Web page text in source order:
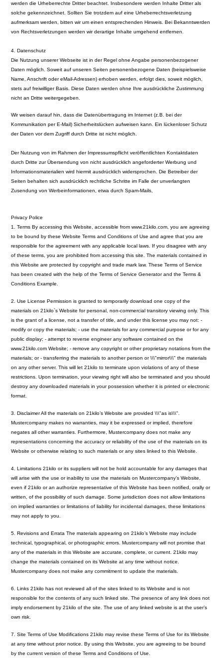
werden die Urheberrechte Dritter beachtet. Insbesondere werden Inhalte Dritter als
solche gekennzeichnet. Sollten Sie trotzdem auf eine Urheberrechtsverletzung
aufmerksam werden, bitten wir um einen entsprechenden Hinweis. Bei Bekanntwerden
von Rechtsverletzungen werden wir derartige Inhalte umgehend entfernen.
4. Datenschutz
Die Nutzung unserer Webseite ist in der Regel ohne Angabe personenbezogener
Daten möglich. Soweit auf unseren Seiten personenbezogene Daten (beispielsweise
Name, Anschrift oder eMail-Adressen) erhoben werden, erfolgt dies, soweit möglich,
stets auf freiwilliger Basis. Diese Daten werden ohne Ihre ausdrückliche Zustimmung
nicht an Dritte weitergegeben.
Wir weisen darauf hin, dass die Datenübertragung im Internet (z.B. bei der
Kommunikation per E-Mail) Sicherheitslücken aufweisen kann. Ein lückenloser Schutz
der Daten vor dem Zugriff durch Dritte ist nicht möglich.
Der Nutzung von im Rahmen der Impressumspflicht veröffentlichten Kontaktdaten
durch Dritte zur Übersendung von nicht ausdrücklich angeforderter Werbung und
Informationsmaterialien wird hiermit ausdrücklich widersprochen. Die Betreiber der
Seiten behalten sich ausdrücklich rechtliche Schritte im Falle der unverlangten
Zusendung von Werbeinformationen, etwa durch Spam-Mails,
Privacy Police
1. Terms By accessing this Website, accessible from www.21kilo.com, you are agreeing
to be bound by these Website Terms and Conditions of Use and agree that you are
responsible for the agreement with any applicable local laws. If you disagree with any
of these terms, you are prohibited from accessing this site. The materials contained in
this Website are protected by copyright and trade mark law. These Terms of Service
has been created with the help of the Terms of Service Generator and the Terms &
Conditions Example.
2. Use License Permission is granted to temporarily download one copy of the
materials on 21kilo`s Website for personal, non-commercial transitory viewing only. This
is the grant of a license, not a transfer of title, and under this license you may not: -
modify or copy the materials; - use the materials for any commercial purpose or for any
public display; - attempt to reverse engineer any software contained on the
www.21kilo.com Website; - remove any copyright or other proprietary notations from the
materials; or - transferring the materials to another person or \\\"mirror\\\" the materials
on any other server. This will let 21kilo to terminate upon violations of any of these
restrictions. Upon termination, your viewing right will also be terminated and you should
destroy any downloaded materials in your possession whether it is printed or electronic
format.
3. Disclaimer All the materials on 21kilo’s Website are provided \\\"as is\\\".
Mustercompany makes no warranties, may it be expressed or implied, therefore
negates all other warranties. Furthermore, Mustercompany does not make any
representations concerning the accuracy or reliability of the use of the materials on its
Website or otherwise relating to such materials or any sites linked to this Website.
4. Limitations 21kilo or its suppliers will not be hold accountable for any damages that
will arise with the use or inability to use the materials on Mustercompany’s Website,
even if 21kilo or an authorize representative of this Website has been notified, orally or
written, of the possibility of such damage. Some jurisdiction does not allow limitations
on implied warranties or limitations of liability for incidental damages, these limitations
may not apply to you.
5. Revisions and Errata The materials appearing on 21kilo’s Website may include
technical, typographical, or photographic errors. Mustercompany will not promise that
any of the materials in this Website are accurate, complete, or current. 21kilo may
change the materials contained on its Website at any time without notice.
Mustercompany does not make any commitment to update the materials.
6. Links 21kilo has not reviewed all of the sites linked to its Website and is not
responsible for the contents of any such linked site. The presence of any link does not
imply endorsement by 21kilo of the site. The use of any linked website is at the user’s
own risk.
7. Site Terms of Use Modifications 21kilo may revise these Terms of Use for its Website
at any time without prior notice. By using this Website, you are agreeing to be bound
by the current version of these Terms and Conditions of Use.